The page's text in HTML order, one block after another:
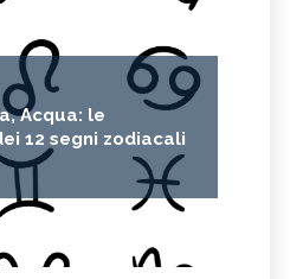
Acqua: le
12 segni zodiacali